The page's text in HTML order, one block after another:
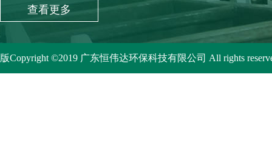
查看更多
版Copyright ©2019 广东恒伟达环保科技有限公司 All rights